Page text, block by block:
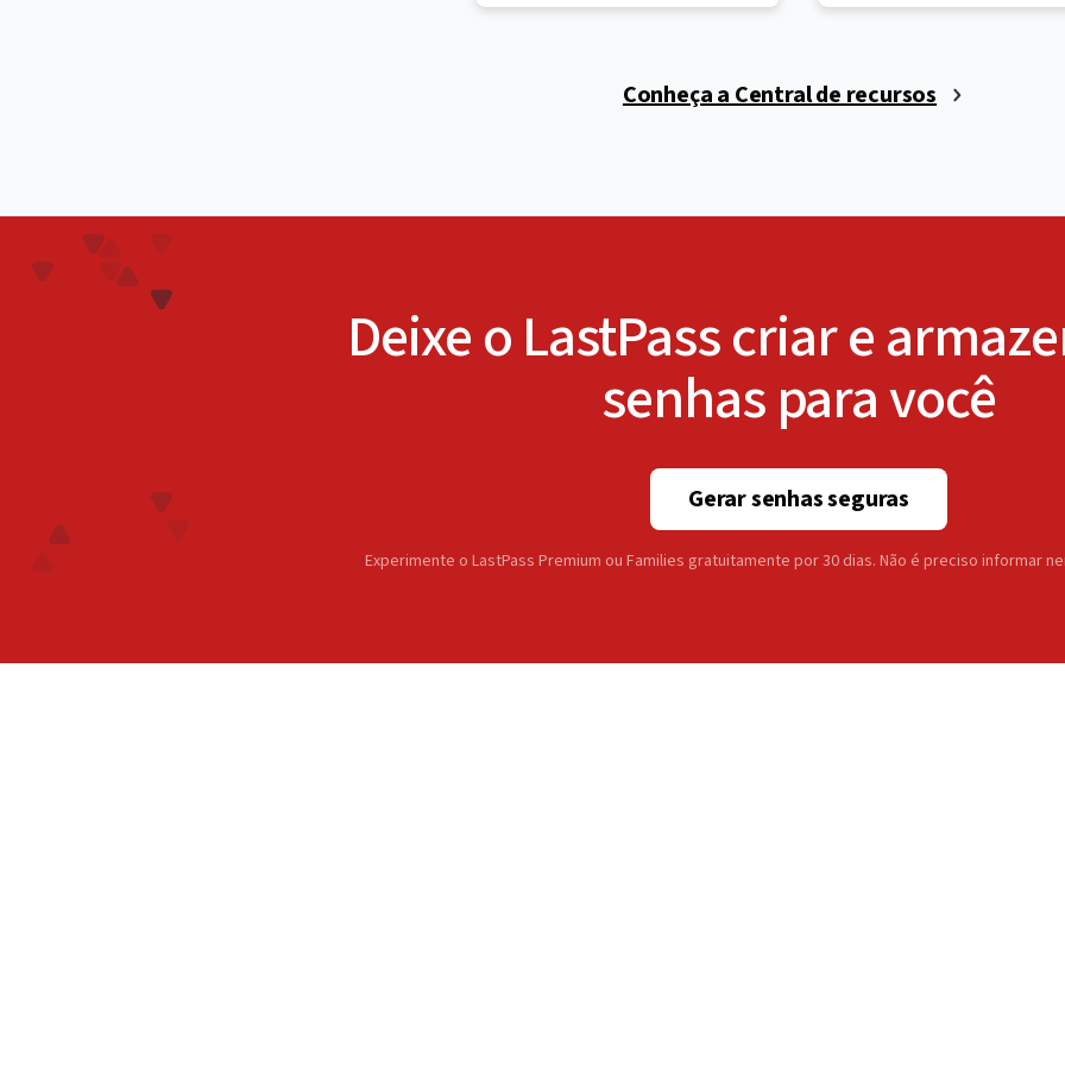
Conheça a Central de recursos
Deixe o LastPass criar e
senhas para você
Gerar senhas seguras
Experimente o LastPass Premium ou Families gratuitamente por 30 dias. Não é preciso informar